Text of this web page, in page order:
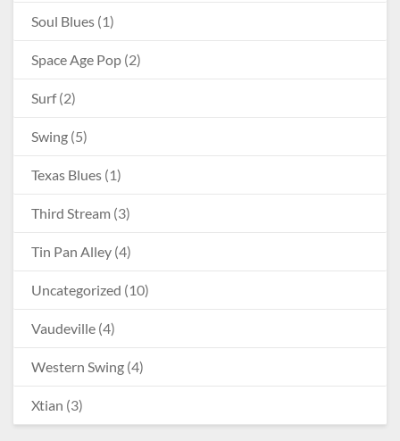
Soul Blues (1)
Space Age Pop (2)
Surf(2)
Swing (5)
Texas Blues (1)
Third Stream (3)
Tin Pan Alley (4)
Uncategorized (10)
Vaudeville (4)
Western Swing (4)
Xtian (3)